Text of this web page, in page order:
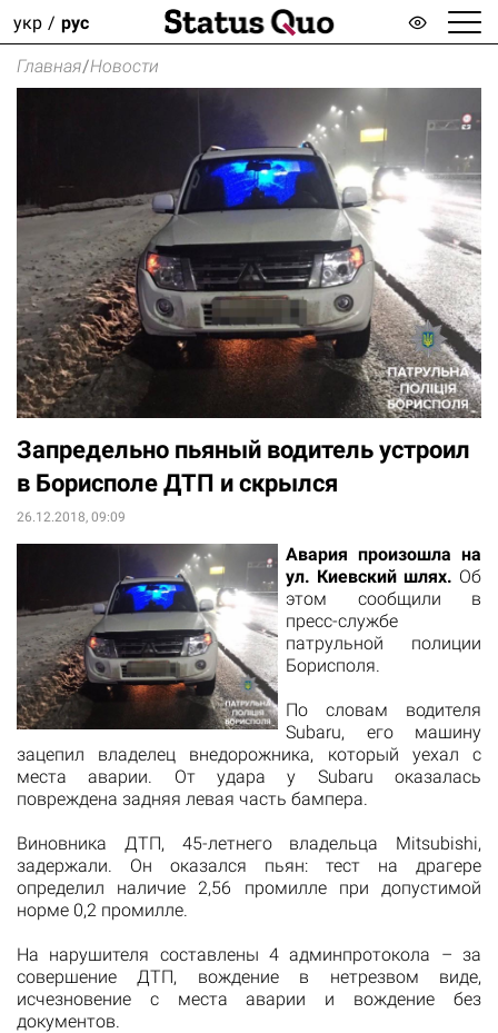
укр рус
Главная/Новости
Запредельно пьяный водитель устроил
в Борисполе ДТП и скрылся
26.12.2018, 09:09
Авария произошла на
ул. Киевский шлях. Об
этом сообщили в
пресс-службе
патрульной полиции
Борисполя.
По словам водителя
Subaru, его машину
зацепил владелец внедорожника, который уехал с
места аварии. От удара у Subaru оказалась
повреждена задняя левая часть бампера.
Виновника ДТП, 45-летнего владельца Mitsubishi,
задержали. Он оказался пьян: тест на драгере
определил наличие 2,56 промилле при допустимой
норме 0,2 промилле.
На нарушителя составлены 4 админпротокола – за
совершение ДТП, вождение в нетрезвом виде,
исчезновение с места аварии и вождение без
документов.